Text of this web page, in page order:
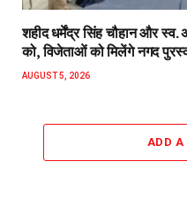
शहीद धर्मेंद्र सिंह चौहान और स्व.
को, विजेताओं को मिलेंगे नगद
AUGUST 5, 2026
ADD A